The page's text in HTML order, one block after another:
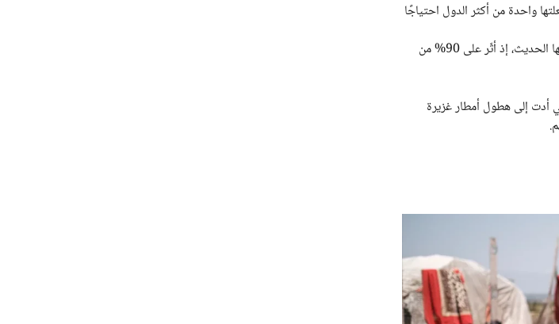
واحدة من أكثر الدول احتياجًا
ويُعدّ الجفاف الذي ضرب البلاد بين عامي 2020 و2023 من أسوأ موجات الجفاف في تاريخها الحديث، إذ أثّر على 90% من
2023) بسبب ظاهرة النينيو، التي أدت إلى هطول أمطار غزيرة